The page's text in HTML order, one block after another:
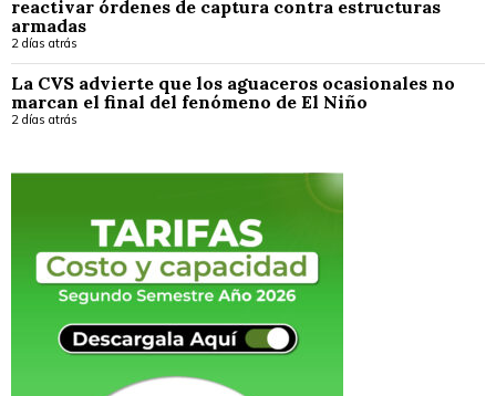
reactivar órdenes de captura contra estructuras
armadas
2 días atrás
La CVS advierte que los aguaceros ocasionales no
marcan el final del fenómeno de El Niño
2 días atrás